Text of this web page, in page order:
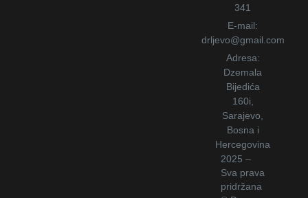
341
E-mail:
drljevo@gmail.com
Adresa:
Dzemala
Bijedića
160i,
Sarajevo,
Bosna i
Hercegovina
2025 –
Sva prava
pridržana